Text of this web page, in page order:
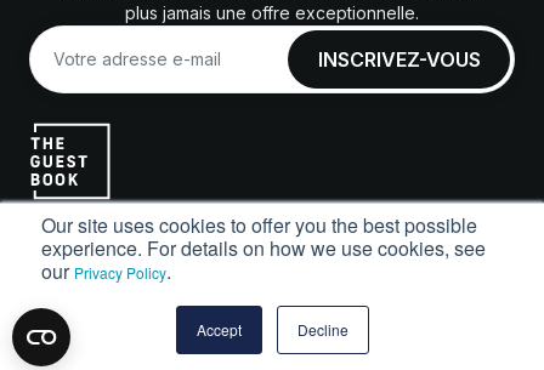
Our site uses cookies to offer you the best possible
experience. For details on how we use cookies, see
our Privacy Policy.
Accept Decline
plus jamais une offre exceptionnelle.
soutien
Comment ça marche
FAQ
Contact